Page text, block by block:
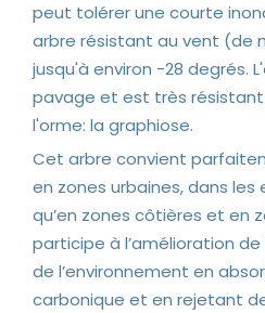
peut tolérer une courte
arbre résistant au vent (de
jusqu'à environ -28 degrés.
pavage et est très
l'orme: la graphiose.
Cet arbre convient
en zones urbaines, dans les
qu’en zones côtières et en
participe à l’amélioration
de l’environnement en
carbonique et en rejetant